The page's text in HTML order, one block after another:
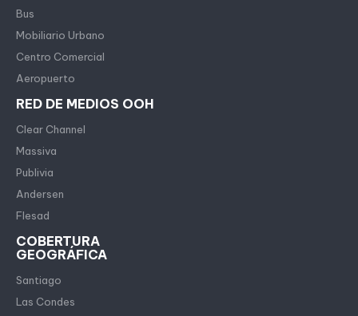
Bus
Mobiliario Urbano
Centro Comercial
Aeropuerto
RED DE MEDIOS OOH
Clear Channel
Massiva
Publivia
Andersen
Flesad
COBERTURA
GEOGRÁFICA
Santiago
Las Condes